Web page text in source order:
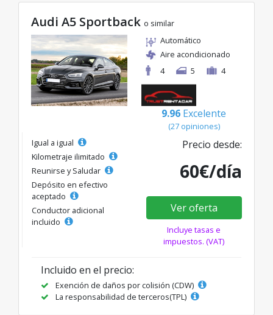
Audi A5 Sportback o similar
Automático
Aire acondicionado
4
5 4
9.96 Excelente
(27 opiniones)
Igual a igual
Kilometraje ilimitado
Reunirse y Saludar
Depósito en efectivo
aceptado
Conductor adicional
incluido
Precio desde:
60€/día
Ver oferta
Incluye tasas e
impuestos. (VAT)
Incluido en el precio:
Exención de daños por colisión (CDW)
La responsabilidad de terceros(TPL)